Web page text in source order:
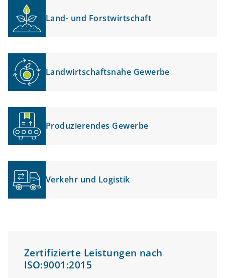
Land- und Forstwirtschaft
Landwirtschaftsnahe Gewerbe
Produzierendes Gewerbe
Verkehr und Logistik
Zertifizierte Leistungen nach
ISO:9001:2015